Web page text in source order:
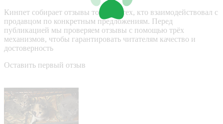
Кинпет собирает отзывы только у тех, кто взаимодействовал с
продавцом по конкретным предложениям. Перед
публикацией мы проверяем отзывы с помощью трёх
механизмов, чтобы гарантировать читателям качество и
достоверность
Оставить первый отзыв